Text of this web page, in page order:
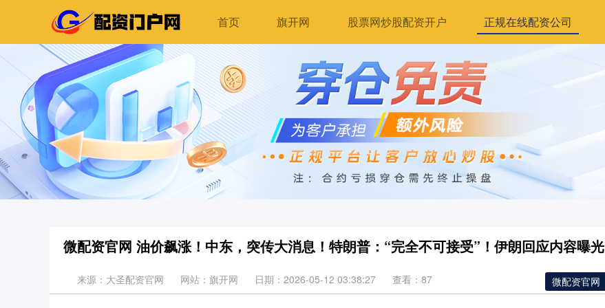
首页 旗开网 股票网炒股配资开户 正规在线配资公司
微配资官网 油价飙涨！中东，突传大消息！特朗普：“完全不可接受”！伊朗回应内容曝光
微配资官网
来源：大圣配资官网 网站：旗开网 日期：2026-05-12 03:38:27 查看：87